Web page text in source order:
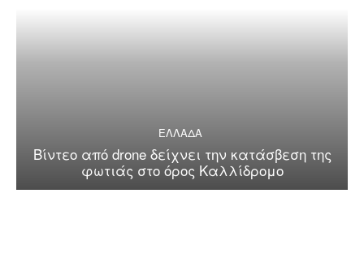
ΕΛΛΑΔΑ
Βίντεο από drone δείχνει την κατάσβεση της
φωτιάς στο όρος Καλλίδρομο